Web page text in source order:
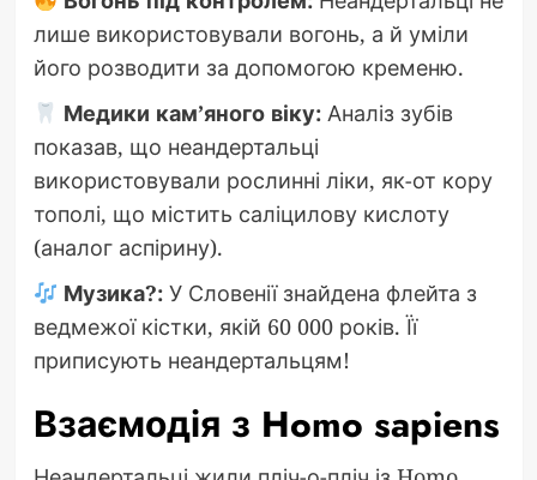
лише використовували вогонь, а й уміли
його розводити за допомогою кременю.
Медики кам’яного віку: Аналіз зубів
показав, що неандертальці
використовували рослинні ліки, як-от кору
тополі, що містить саліцилову кислоту
(аналог аспірину).
Музика?: У Словенії знайдена флейта з
ведмежої кістки, якій 60 000 років. Її
приписують неандертальцям!
Взаємодія з Homo sapiens